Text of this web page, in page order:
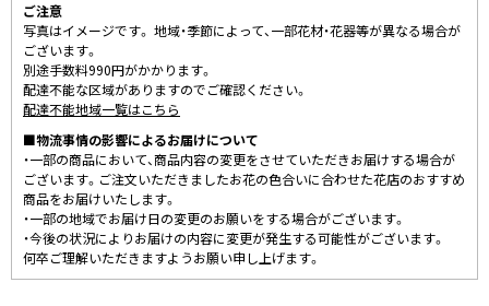
ご注意
写真はイメージです。 地域・季節によって、一部花材・花器等が異なる場合が
ございます。
別途手数料990円がかかります。
配達不能な区域がありますのでご確認ください。
配達不能地域一覧はこちら
■物流事情の影響によるお届けについて
・一部の商品において、商品内容の変更をさせていただきお届けする場合が
ございます。ご注文いただきましたお花の色合いに合わせた花店のおすすめ
商品をお届けいたします。
・一部の地域でお届け日の変更のお願いをする場合がございます。
・今後の状況によりお届けの内容に変更が発生する可能性がございます。
何卒ご理解いただきますようお願い申し上げます。